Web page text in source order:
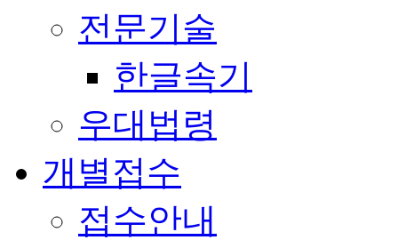
전문기술
한글속기
우대법령
개별접수
접수안내